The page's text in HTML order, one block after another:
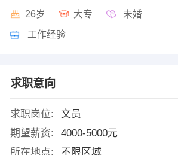
26岁 大专 未婚
工作经验
求职意向
求职岗位:
文员
期望薪资:
4000-5000元
所在地点:
不限区域